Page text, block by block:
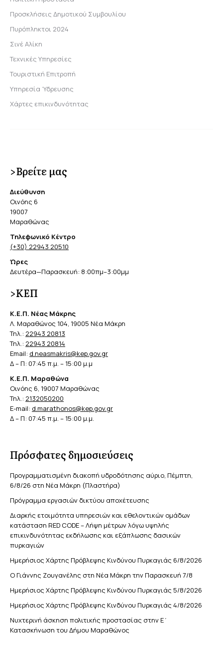
Προσκλήσεις Δημοτικού Συμβουλίου
Πυρόπληκτοι 2024
Σινέ Αλίκη
Τεχνικές Υπηρεσίες
Τουριστική Επιτροπή
Υπηρεσία Ύδρευσης
Χάρτες επικινδυνότητας
>Βρείτε μας
Διεύθυνση
Οινόης 6
19007
Μαραθώνας
Τηλεφωνικό Κέντρο
(+30) 22943 20510
Ώρες
Δευτέρα—Παρασκευή: 8:00πμ–3:00μμ
>ΚΕΠ
Κ.Ε.Π. Νέας Μάκρης
Λ. Μαραθώνος 104, 19005 Νέα Μάκρη
Τηλ.: 22943 20813
Τηλ.: 22943 20814
Email: d.neasmakris@kep.gov.gr
Δ – Π: 07:45 π.μ. – 15:00 μ.μ
Κ.Ε.Π. Μαραθώνα
Οινόης 6, 19007 Μαραθώνας
Τηλ.: 2132050200
E-mail: d.marathonos@kep.gov.gr
Δ – Π: 07:45 π.μ. – 15:00 μ.μ.
Πρόσφατες δημοσιεύσεις
Προγραμματισμένη διακοπή υδροδότησης αύριο, Πέμπτη,
6/8/26 στη Νέα Μάκρη (Πλαστήρα)
Πρόγραμμα εργασιών δικτύου αποχέτευσης
Διαρκής ετοιμότητα υπηρεσιών και εθελοντικών ομάδων
κατάσταση RED CODE – Λήψη μέτρων λόγω υψηλής
επικινδυνότητας εκδήλωσης και εξάπλωσης δασικών
πυρκαγιών
Ημερήσιος Χάρτης Πρόβλεψης Κινδύνου Πυρκαγιάς 6/8/2026
Ο Γιάννης Ζουγανέλης στη Νέα Μάκρη την Παρασκευή 7/8
Ημερήσιος Χάρτης Πρόβλεψης Κινδύνου Πυρκαγιάς 5/8/2026
Ημερήσιος Χάρτης Πρόβλεψης Κινδύνου Πυρκαγιάς 4/8/2026
Νυχτερινή άσκηση πολιτικής προστασίας στην Ε΄
Κατασκήνωση του Δήμου Μαραθώνος